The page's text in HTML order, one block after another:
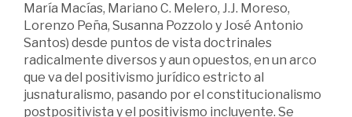
María Macías, Mariano C. Melero, J.J. Moreso,
Lorenzo Peña, Susanna Pozzolo y José Antonio
Santos) desde puntos de vista doctrinales
radicalmente diversos y aun opuestos, en un arco
que va del positivismo jurídico estricto al
jusnaturalismo, pasando por el constitucionalismo
postpositivista y el positivismo incluyente. Se